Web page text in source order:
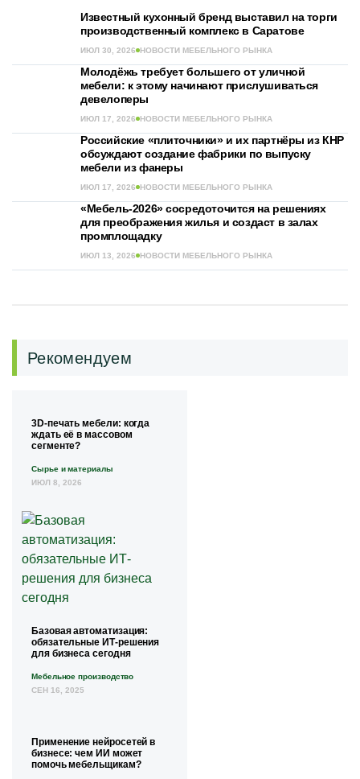
Известный кухонный бренд выставил на торги
производственный комплекс в Саратове
ИЮЛ 30, 2026 НОВОСТИ МЕБЕЛЬНОГО РЫНКА
Молодёжь требует большего от уличной
мебели: к этому начинают прислушиваться
девелоперы
ИЮЛ 17, 2026 НОВОСТИ МЕБЕЛЬНОГО РЫНКА
Российские «плиточники» и их партнёры из КНР
обсуждают создание фабрики по выпуску
мебели из фанеры
ИЮЛ 17, 2026 НОВОСТИ МЕБЕЛЬНОГО РЫНКА
«Мебель-2026» сосредоточится на решениях
для преображения жилья и создаст в залах
промплощадку
ИЮЛ 13, 2026 НОВОСТИ МЕБЕЛЬНОГО РЫНКА
Рекомендуем
3D-печать мебели: когда
ждать её в массовом
сегменте?
Сырье и материалы
ИЮЛ 8, 2026
Базовая автоматизация:
обязательные ИТ-решения
для бизнеса сегодня
Мебельное производство
СЕН 16, 2025
Применение нейросетей в
бизнесе: чем ИИ может
помочь мебельщикам?